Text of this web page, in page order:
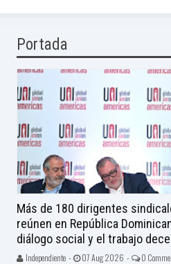
Portada
Más de 180 dirigentes
reúnen en República
diálogo social y el trabajo
Independiente - 07 Aug 2026 - 0